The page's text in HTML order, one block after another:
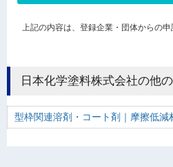
上記の内容は、登録企業・団体からの申
日本化学塗料株式会社の他
型枠関連溶剤・コート剤｜摩擦低